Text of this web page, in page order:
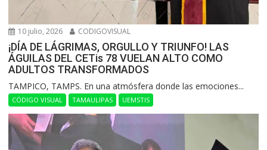
10 julio, 2026 CODIGOVISUAL
¡DÍA DE LÁGRIMAS, ORGULLO Y TRIUNFO! LAS
ÁGUILAS DEL CETis 78 VUELAN ALTO COMO
ADULTOS TRANSFORMADOS
​TAMPICO, TAMPS. En una atmósfera donde las emociones...
CÓDIGO VISUAL TAMAULIPAS UEMSTIS